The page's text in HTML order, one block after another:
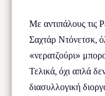
Με αντιπάλους τις
Σαχτάρ Ντόνετσκ,
«νερατζούρι»
Τελικά, όχι απλά
διασυλλογική